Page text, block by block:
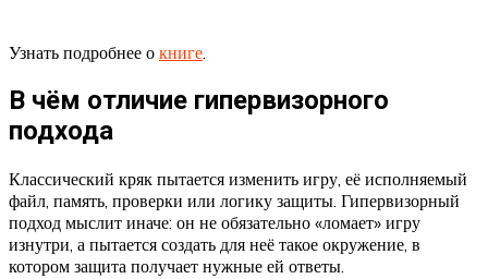
Узнать подробнее о книге.
В чём отличие гипервизорного
подхода
Классический кряк пытается изменить игру, её исполняемый
файл, память, проверки или логику защиты. Гипервизорный
подход мыслит иначе: он не обязательно «ломает» игру
изнутри, а пытается создать для неё такое окружение, в
котором защита получает нужные ей ответы.